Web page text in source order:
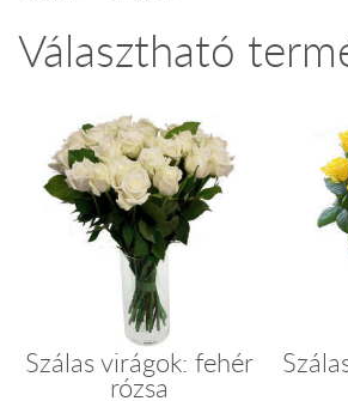
Választható
Szálas virágok: fehér
rózsa